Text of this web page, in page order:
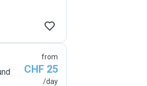
from
CHF 25
/day